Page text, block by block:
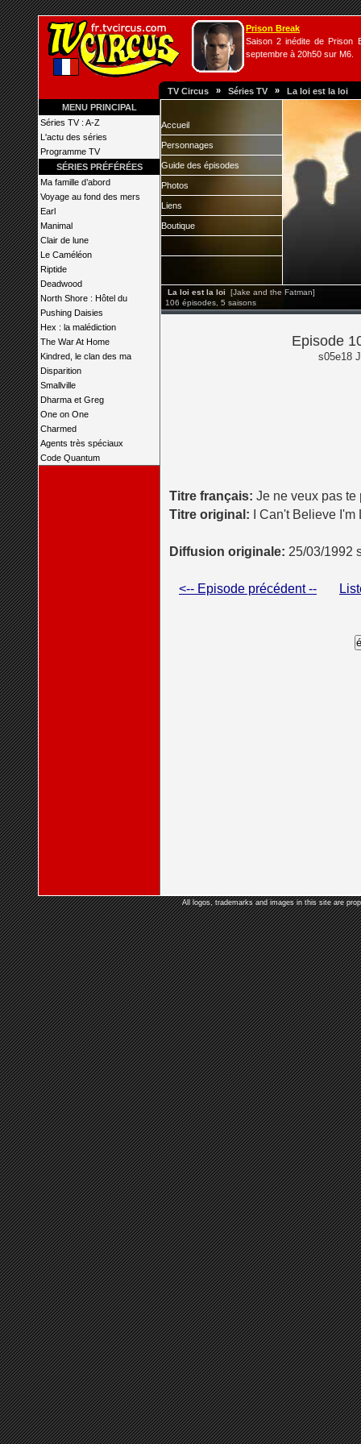
Prison Break
Saison 2 inédite de Prison
septembre à 20h50 sur M6.
TV Circus » Séries TV » La loi est la loi
MENU PRINCIPAL
Séries TV : A-Z
L'actu des séries
Programme TV
SÉRIES PRÉFÉRÉES
Ma famille d’abord
Voyage au fond des mers
Earl
Manimal
Clair de lune
Le Caméléon
Riptide
Deadwood
North Shore : Hôtel du
Pushing Daisies
Hex : la malédiction
The War At Home
Kindred, le clan des ma
Disparition
Smallville
Dharma et Greg
One on One
Charmed
Agents très spéciaux
Code Quantum
Accueil
Personnages
Guide des épisodes
Photos
Liens
Boutique
La loi est la loi
[Jake and the Fatman]
106 épisodes, 5 saisons
Episode
s05e18
Titre français: Je ne veux pas te
Titre original: I Can't Believe I'm
Diffusion originale: 25/03/1992
<-- Episode précédent --
All logos, trademarks and images in this site are